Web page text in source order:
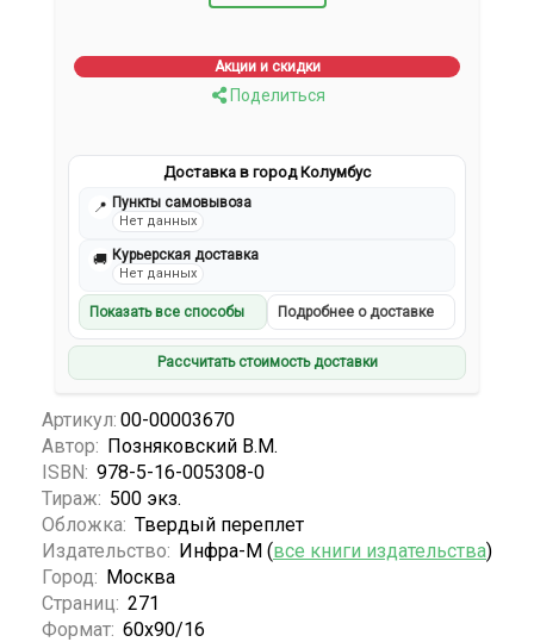
Акции и скидки
Поделиться
Доставка в город Колумбус
📍 Пункты самовывоза
Нет данных
🚚 Курьерская доставка
Нет данных
Показать все способы Подробнее о доставке
Рассчитать стоимость доставки
Артикул: 00-00003670
Автор: Позняковский В.М.
ISBN: 978-5-16-005308-0
Тираж: 500 экз.
Обложка: Твердый переплет
Издательство: Инфра-М (все книги издательства)
Город: Москва
Страниц: 271
Формат: 60х90/16